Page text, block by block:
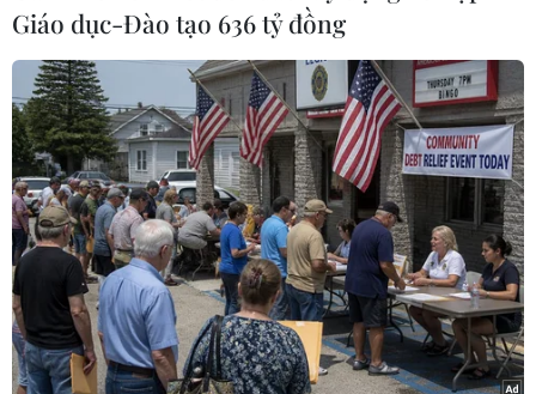
Tướng Nga tuyên bố Moskva cam kết tôn
trọng hiệp ước hạt nhân với Mỹ
31/07/2014 23:30
Tướng Gerasimov nói với Chủ tịch Hội đồng tham mưu
trưởng liên quân Mỹ Martin Dempsey rằng Nga cam kết
tuân thủ hiệp ước các lực lượng Hạt nhân Tầm trung
sau lời cáo buộc Moskva vi phạm thỏa thuận này
Giáo dục-Đào tạo 636 tỷ đồng